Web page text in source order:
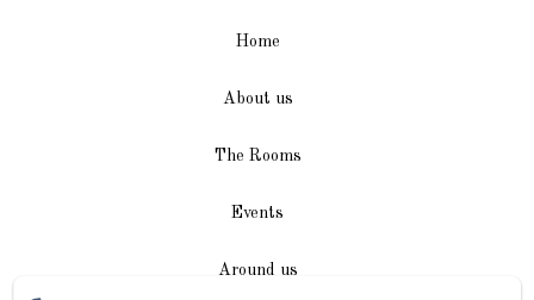
Home
About us
The Rooms
Events
Around us